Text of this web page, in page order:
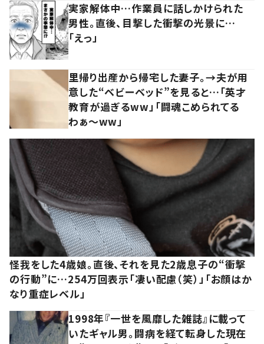
実家解体中…作業員に話しかけられた
男性。直後、目撃した衝撃の光景に…
「えっ」
里帰り出産から帰宅した妻子。→夫が用
意した“ベビーベッド”を見ると…「英才
教育が過ぎるww」「闘魂こめられてる
わぁ～ww」
怪我をした4歳娘。直後、それを見た2歳息子の“衝撃
の行動”に…254万回表示「凄い配慮（笑）」「お顔はか
なり重症レベル」
1998年『一世を風靡した雑誌』に載って
いたギャル男。闘病を経て転身した現在